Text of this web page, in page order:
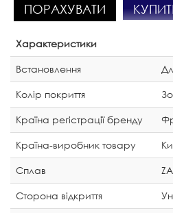
ПОРАХУВАТИ
Характеристики
Встановлення
Колір покриття
Країна регістрації бренду
Країна-виробник товару
Сплав
Сторона відкриття